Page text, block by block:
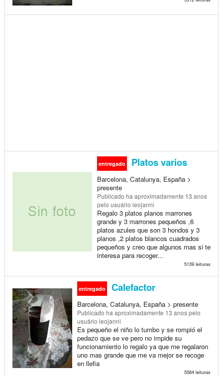
entregado Platos varios
Barcelona, Catalunya, España >
presente
Publicado ha aproximadamente 13 anos
pelo usuário leojanni
Regalo 3 platos planos marrones
grande y 3 marrones pequeños ,6
platos azules que son 3 hondos y 3
planos ,2 platos blancos cuadrados
pequeños y creo que algunos mas si te
interesa para recoger...
5139 leituras
entregado Calefactor
Barcelona, Catalunya, España > presente
Publicado ha aproximadamente 13 anospelo
usuário leojanni
Es pequeño el niño lo tumbo y se rompió el
pedazo que se ve pero no impide su
funcionamiento lo regalo ya que me regalaron
uno mas grande que me va mejor se recoge
en llefia
5564 leituras